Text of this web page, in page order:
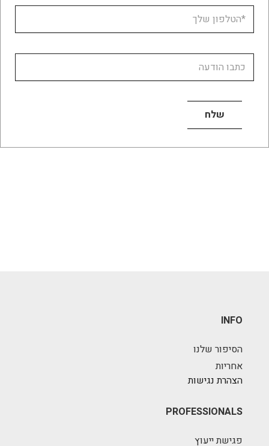
INFO
הסיפור שלנו
אחריות
הצהרת נגישות
PROFESSIONALS
פגישת ייעוץ